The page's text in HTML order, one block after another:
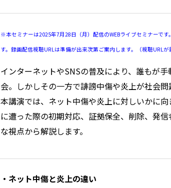
※本セミナーは2025年7月28日（月）配信のWEBライブセミナーで
す。録画配信視聴URLは準備が出来次第ご案内します。（視聴URL
インターネットやSNSの普及により、誰もが
会。しかしその一方で誹謗中傷や炎上が社会問
本講演では、ネット中傷や炎上に対しいかに
に遭った際の初期対応、証拠保全、削除、発
な視点から解説します。
・ネット中傷と炎上の違い